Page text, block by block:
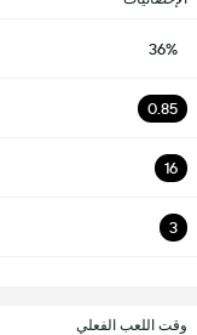
36%
0.85
16
3
وقت اللعب الفعلي